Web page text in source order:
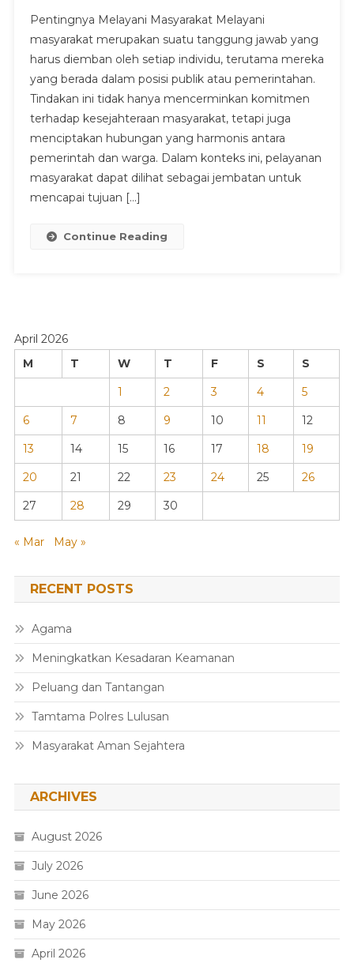
Pentingnya Melayani Masyarakat Melayani
masyarakat merupakan suatu tanggung jawab yang
harus diemban oleh setiap individu, terutama mereka
yang berada dalam posisi publik atau pemerintahan.
Tindakan ini tidak hanya mencerminkan komitmen
terhadap kesejahteraan masyarakat, tetapi juga
menciptakan hubungan yang harmonis antara
pemerintah dan warga. Dalam konteks ini, pelayanan
masyarakat dapat dilihat sebagai jembatan untuk
mencapai tujuan […]
Continue Reading
April 2026
M
T W T F S
S
1
2 3 4
5
6
7 8 9 10 11
12
13
14 15 16 17 18
19
20
21 22 23 24 25
26
27
28 29 30
« Mar May »
RECENT POSTS
Agama
Meningkatkan Kesadaran Keamanan
Peluang dan Tantangan
Tamtama Polres Lulusan
Masyarakat Aman Sejahtera
ARCHIVES
August 2026
July 2026
June 2026
May 2026
April 2026